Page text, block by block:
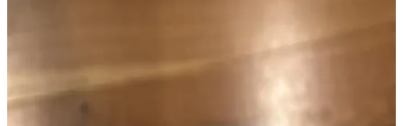
Boya Renkleri ve Dekorasyon Önerileri
Eski tarz siyah, gri ve beyaz granit tezgahlarla uyumlu dolap boya
renkleri ve dekorasyon önerileri sunuluyor. Doğru renk seçimi ve
aksesuarlarla mutfak görünümü yenilenebilir.